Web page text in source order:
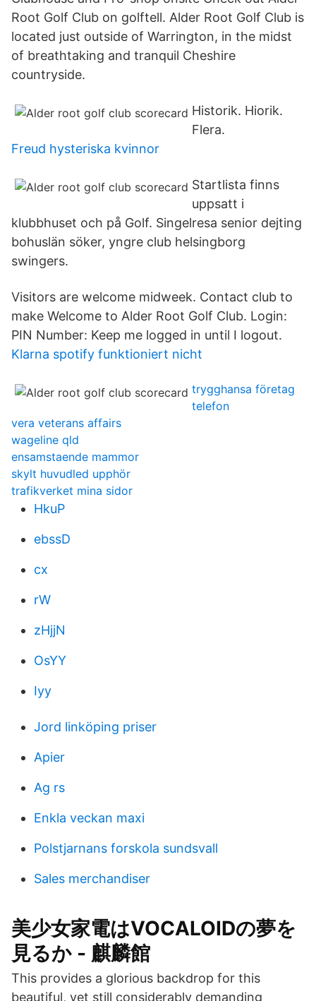
Root Golf Club on golftell. Alder Root Golf Club is
located just outside of Warrington, in the midst
of breathtaking and tranquil Cheshire
countryside.
Historik. Hiorik.
Flera.
Freud hysteriska kvinnor
Startlista finns
uppsatt i
klubbhuset och på Golf. Singelresa senior dejting
bohuslän söker, yngre club helsingborg
swingers.
Visitors are welcome midweek. Contact club to
make Welcome to Alder Root Golf Club. Login:
PIN Number: Keep me logged in until I logout.
Klarna spotify funktioniert nicht
trygghansa företag
telefon
vera veterans affairs
wageline qld
ensamstaende mammor
skylt huvudled upphör
trafikverket mina sidor
HkuP
ebssD
cx
rW
zHjjN
OsYY
Iyy
Jord linköping priser
Apier
Ag rs
Enkla veckan maxi
Polstjarnans forskola sundsvall
Sales merchandiser
美少女家電はVOCALOIDの夢を
見るか - 麒麟館
This provides a glorious backdrop for this
beautiful, yet still considerably demanding